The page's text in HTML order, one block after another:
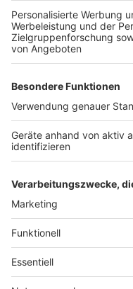
Weitere Themen
Die besten
Kerpen:
gewohnten
Rhein-Erft: Bloß
Anzeige